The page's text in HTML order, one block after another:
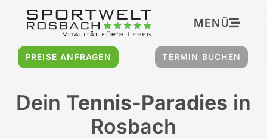
springen
MENÜ
PREISE ANFRAGEN TERMIN BUCHEN
Dein Tennis-Paradies in
Rosbach